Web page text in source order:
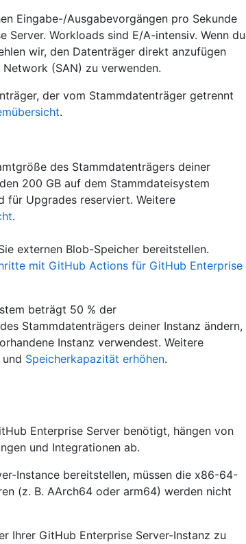
Eingabe-/Ausgabevorgängen pro Sekunde
Server. Workloads sind E/A-intensiv. Wenn du
wir, den Datenträger direkt anzufügen
(SAN) zu verwenden.
der vom Stammdatenträger getrennt
.
des Stammdatenträgers deiner
200 GB auf dem Stammdateisystem
für Upgrades reserviert. Weitere
.
externen Blob-Speicher bereitstellen.
mit GitHub Actions für GitHub Enterprise
beträgt 50 % der
Stammdatenträgers deiner Instanz ändern,
Instanz verwendest. Weitere
und Speicherkapazität erhöhen.
Enterprise Server benötigt, hängen von
und Integrationen ab.
Instance bereitstellen, müssen die x86-64-
(z. B. AArch64 oder arm64) werden nicht
Ihrer GitHub Enterprise Server-Instanz zu